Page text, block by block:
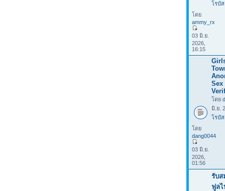
โรบั
โดย
ammy_rx
03 มิ.ย.
2026,
16:15
Sex
โดย
มิ.ย.
โรบั
โดย
dang0044
03 มิ.ย.
2026,
01:56
รับส
ฟูล